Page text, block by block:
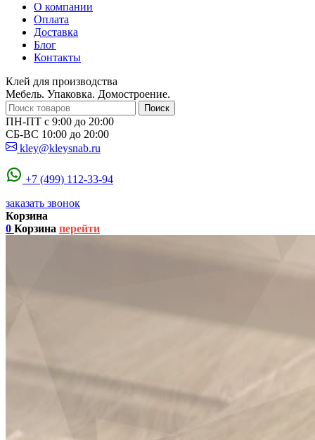
О компании
Оплата
Доставка
Блог
Контакты
Клей для производства
Мебель. Упаковка. Домостроение.
Поиск
ПН-ПТ с 9:00 до 20:00
СБ-ВС 10:00 до 20:00
kley@kleysnab.ru
+7 (499) 112-33-94
заказать звонок
Корзина
0 Корзина перейти